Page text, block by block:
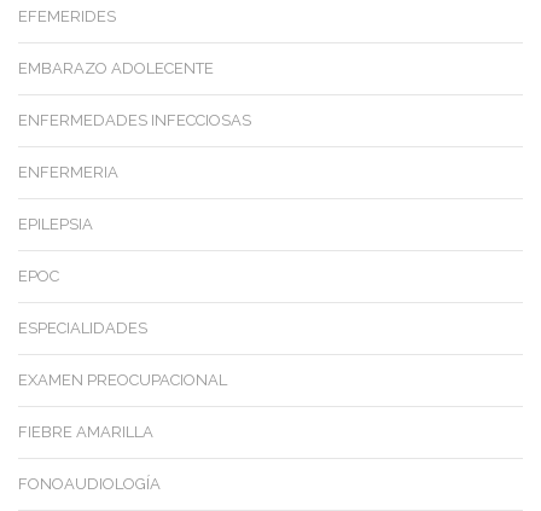
EFEMERIDES
EMBARAZO ADOLECENTE
ENFERMEDADES INFECCIOSAS
ENFERMERIA
EPILEPSIA
EPOC
ESPECIALIDADES
EXAMEN PREOCUPACIONAL
FIEBRE AMARILLA
FONOAUDIOLOGÍA